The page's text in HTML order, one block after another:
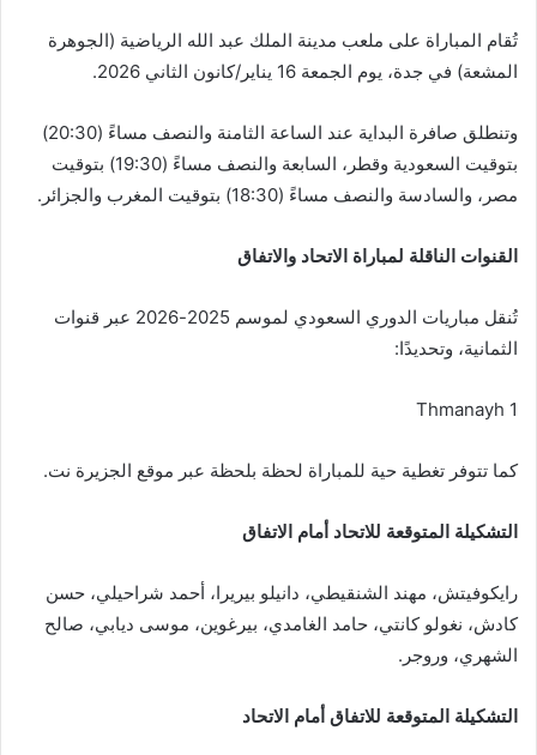
تُقام المباراة على ملعب مدينة الملك عبد الله الرياضية (الجوهرة
المشعة) في جدة، يوم الجمعة 16 يناير/كانون الثاني 2026.
وتنطلق صافرة البداية عند الساعة الثامنة والنصف مساءً (20:30)
بتوقيت السعودية وقطر، السابعة والنصف مساءً (19:30) بتوقيت
مصر، والسادسة والنصف مساءً (18:30) بتوقيت المغرب والجزائر.
القنوات الناقلة لمباراة الاتحاد والاتفاق
تُنقل مباريات الدوري السعودي لموسم 2025-2026 عبر قنوات
الثمانية، وتحديدًا:
Thmanayh 1
كما تتوفر تغطية حية للمباراة لحظة بلحظة عبر موقع الجزيرة نت.
التشكيلة المتوقعة للاتحاد أمام الاتفاق
رايكوفيتش، مهند الشنقيطي، دانيلو بيريرا، أحمد شراحيلي، حسن
كادش، نغولو كانتي، حامد الغامدي، بيرغوين، موسى ديابي، صالح
الشهري، وروجر.
التشكيلة المتوقعة للاتفاق أمام الاتحاد